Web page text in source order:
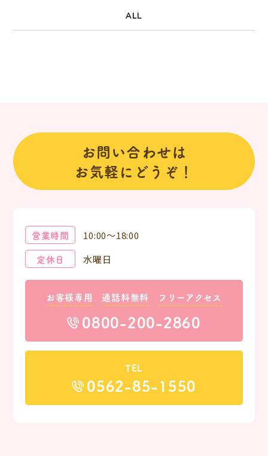
ALL
お問い合わせは
お気軽にどうぞ！
営業時間
10:00～18:00
定休日
水曜日
お客様専用 通話料無料 フリーアクセス
0800-200-2860
TEL
0562-85-1550